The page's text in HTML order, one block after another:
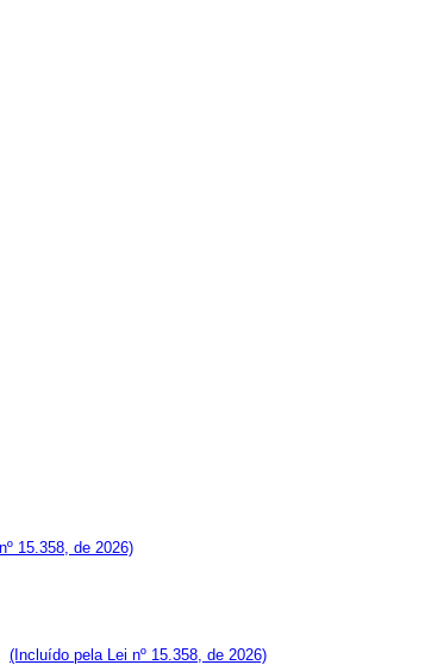
15.358, de 2026)
(Incluído pela Lei nº 15.358, de 2026)